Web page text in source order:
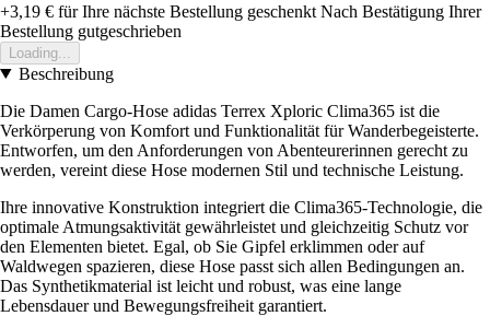
+3,19 € für Ihre nächste Bestellung geschenkt Nach Bestätigung Ihrer
Bestellung gutgeschrieben
Loading...
Beschreibung
Die Damen Cargo-Hose adidas Terrex Xploric Clima365 ist die
Verkörperung von Komfort und Funktionalität für Wanderbegeisterte.
Entworfen, um den Anforderungen von Abenteurerinnen gerecht zu
werden, vereint diese Hose modernen Stil und technische Leistung.
Ihre innovative Konstruktion integriert die Clima365-Technologie, die
optimale Atmungsaktivität gewährleistet und gleichzeitig Schutz vor
den Elementen bietet. Egal, ob Sie Gipfel erklimmen oder auf
Waldwegen spazieren, diese Hose passt sich allen Bedingungen an.
Das Synthetikmaterial ist leicht und robust, was eine lange
Lebensdauer und Bewegungsfreiheit garantiert.